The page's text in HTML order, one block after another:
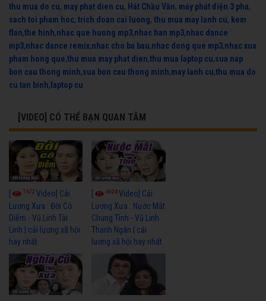
thu mua do cu, may phat dien cu, Hát Chầu Văn, máy phát điện 3 pha,
sach toi pham hoc, trich doan cai luong, thu mua may lanh cu, kem
flan,the hinh,nhac que huong mp3,nhac han mp3,nhac dance
mp3,nhac dance remix,nhac cho ba bau,nhac dong que mp3,nhac xua
pham hong que,thu mua may phat dien,thu mua laptop cu,sua nap
bon cau thong minh,sua bon cau thong minh,may lanh cu,thu mua do
cu tan binh, laptop cu
[VIDEO] CÓ THỂ BẠN QUAN TÂM
7672 Video] Cải
Lương Xưa : Đời Cô
Diễm - Vũ Linh Tài
Linh | cải lương xã hội
hay nhất
6924Video] Cải
Lương Xưa : Nước Mắt
Chung Tình - Vũ Linh
Thanh Ngân | cải
lương xã hội hay nhất